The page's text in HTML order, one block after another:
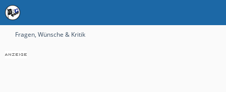
Fragen, Wünsche & Kritik